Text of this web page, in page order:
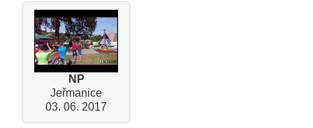
NP
Jeřmanice
03. 06. 2017